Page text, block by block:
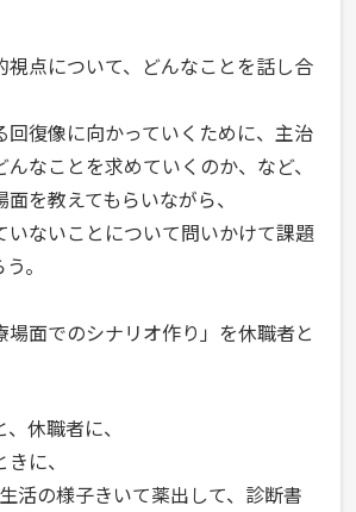
視点について、どんなことを話し合
回復像に向かっていくために、主治
なことを求めていくのか、など、
を教えてもらいながら、
いないことについて問いかけて課題
。
場面でのシナリオ作り」を休職者と
休職者に、
に、
活の様子きいて薬出して、診断書